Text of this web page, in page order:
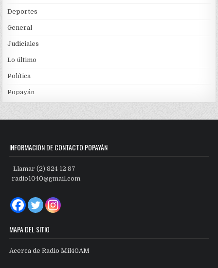
Deportes
General
Judiciales
Lo último
Política
Popayán
INFORMACIÓN DE CONTACTO POPAYÁN
Llamar (2) 824 12 87
radio1040@gmail.com
MAPA DEL SITIO
Acerca de Radio Mil40AM